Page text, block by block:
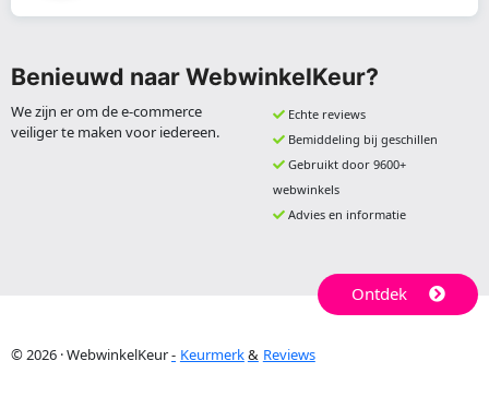
Benieuwd naar WebwinkelKeur?
We zijn er om de e-commerce
veiliger te maken voor iedereen.
Echte reviews
Bemiddeling bij geschillen
Gebruikt door 9600+
webwinkels
Advies en informatie
Ontdek
© 2026 · WebwinkelKeur Keurmerk Reviews